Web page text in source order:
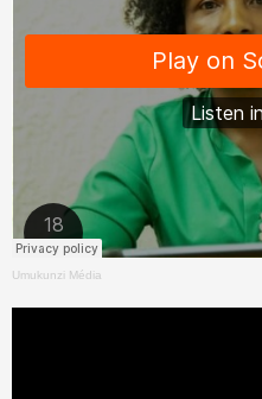
Umukunzi Média